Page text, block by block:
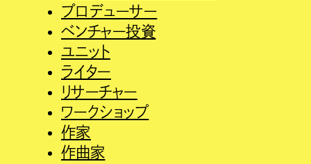
プロデューサー
ベンチャー投資
ユニット
ライター
リサーチャー
ワークショップ
作家
作曲家